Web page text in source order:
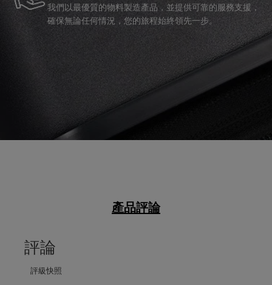
我們以最優質的物料製造產品，並提供可靠的服務支援，
確保無論任何情況，您的旅程始終領先一步。
產品評論
評論
評級快照